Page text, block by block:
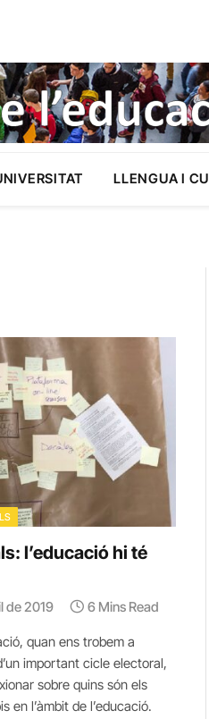
LLENGUA I
l’educació hi té
de 2019 6 Mins Read
quan ens trobem a
important cicle electoral,
sobre quins són els
en l’àmbit de l’educació.